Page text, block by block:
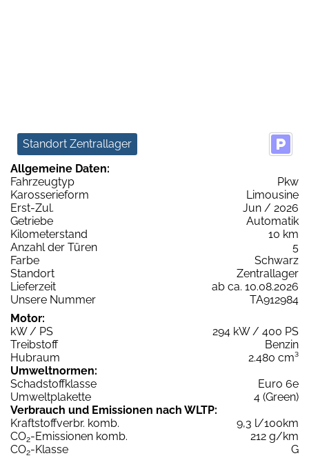
Standort Zentrallager
Allgemeine Daten:
Fahrzeugtyp
Pkw
Karosserieform
Limousine
Erst-Zul.
Jun / 2026
Getriebe
Automatik
Kilometerstand
10 km
Anzahl der Türen
5
Farbe
Schwarz
Standort
Zentrallager
Lieferzeit
ab ca. 10.08.2026
Unsere Nummer
TA912984
Motor:
kW / PS
294 kW / 400 PS
Treibstoff
Benzin
Hubraum
2.480 cm³
Umweltnormen:
Schadstoffklasse
Euro 6e
Umweltplakette
4 (Green)
Verbrauch und Emissionen nach WLTP:
Kraftstoffverbr. komb.
9,3 l/100km
CO2-Emissionen komb.
212 g/km
CO2-Klasse
G